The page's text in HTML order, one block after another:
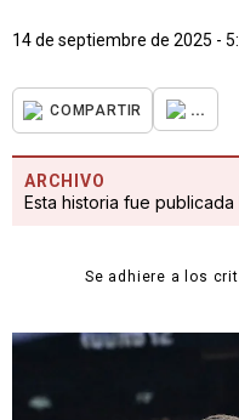
14 de septiembre de 2025 -
COMPARTIR ...
ARCHIVO
Esta historia fue publicada
Se adhiere a los